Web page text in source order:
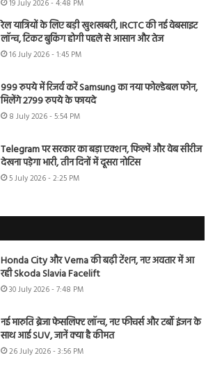
19 July 2026 - 4:48 PM
रेल यात्रियों के लिए बड़ी खुशखबरी, IRCTC की नई वेबसाइट
लॉन्च, टिकट बुकिंग होगी पहले से आसान और तेज
16 July 2026 - 1:45 PM
999 रुपये में रिजर्व करें Samsung का नया फोल्डेबल फोन,
मिलेंगे 2799 रुपये के फायदे
8 July 2026 - 5:54 PM
Telegram पर सरकार का बड़ा एक्शन, फिल्में और वेब सीरीज
देखना पड़ेगा भारी, तीन दिनों में दूसरा नोटिस
5 July 2026 - 2:25 PM
Honda City और Verna की बढ़ी टेंशन, नए अवतार में आ
रही Skoda Slavia Facelift
30 July 2026 - 7:48 PM
नई मारुति ब्रेजा फेसलिफ्ट लॉन्च, नए फीचर्स और टर्बो इंजन के
साथ आई SUV, जानें क्या है कीमत
26 July 2026 - 3:56 PM